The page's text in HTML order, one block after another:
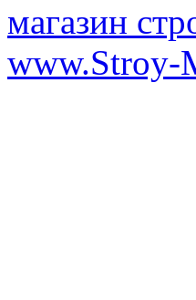
магазин
www.Stroy-